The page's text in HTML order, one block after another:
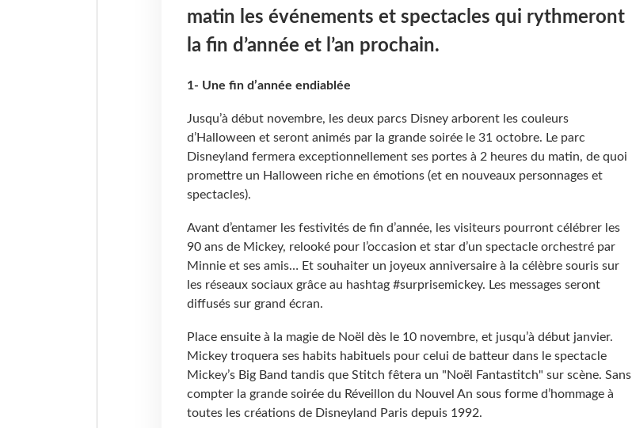
matin les événements et spectacles qui rythmeront
la fin d’année et l’an prochain.
1- Une fin d’année endiablée
Jusqu’à début novembre, les deux parcs Disney arborent les couleurs
d’Halloween et seront animés par la grande soirée le 31 octobre. Le parc
Disneyland fermera exceptionnellement ses portes à 2 heures du matin, de quoi
promettre un Halloween riche en émotions (et en nouveaux personnages et
spectacles).
Avant d’entamer les festivités de fin d’année, les visiteurs pourront célébrer les
90 ans de Mickey, relooké pour l’occasion et star d’un spectacle orchestré par
Minnie et ses amis… Et souhaiter un joyeux anniversaire à la célèbre souris sur
les réseaux sociaux grâce au hashtag #surprisemickey. Les messages seront
diffusés sur grand écran.
Place ensuite à la magie de Noël dès le 10 novembre, et jusqu’à début janvier.
Mickey troquera ses habits habituels pour celui de batteur dans le spectacle
Mickey’s Big Band tandis que Stitch fêtera un "Noël Fantastitch" sur scène. Sans
compter la grande soirée du Réveillon du Nouvel An sous forme d’hommage à
toutes les créations de Disneyland Paris depuis 1992.